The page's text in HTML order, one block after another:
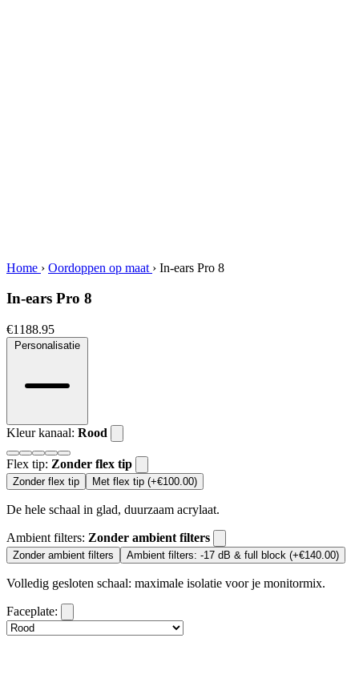
Home › Oordoppen op maat › In-ears Pro 8
In-ears Pro 8
€1188.95
Personalisatie
Kleur kanaal: Rood
Flex tip: Zonder flex tip
Zonder flex tip Met flex tip (+€100.00)
De hele schaal in glad, duurzaam acrylaat.
Ambient filters: Zonder ambient filters
Zonder ambient filters Ambient filters: -17 dB & full block (+€140.00)
Volledig gesloten schaal: maximale isolatie voor je monitormix.
Faceplate: